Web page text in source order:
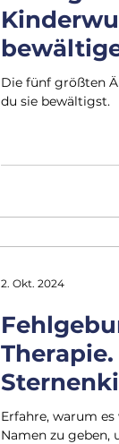
Die fünf größten
du sie bewältigst.
geben
Erfahre, warum
Namen zu geben,
2. Okt. 2024